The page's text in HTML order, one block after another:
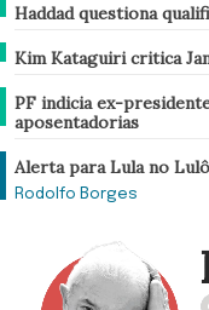
Brasil
Haddad questiona
Brasil
Kim Kataguiri critica
Brasil
PF indicia ex-
aposentadorias
Análise
Alerta para Lula no
Rodolfo Borges